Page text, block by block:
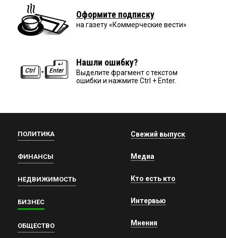
Оформите подписку
на газету «Коммерческие вести»
Нашли ошибку?
Выделите фрагмент с текстом
ошибки и нажмите Ctrl + Enter.
ПОЛИТИКА
ФИНАНСЫ
НЕДВИЖИМОСТЬ
БИЗНЕС
ОБЩЕСТВО
Свежий выпуск
Медиа
Кто есть кто
Интервью
Мнения